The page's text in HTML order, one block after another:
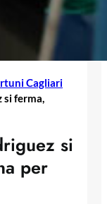
Cagliari
si ferma,
si
per